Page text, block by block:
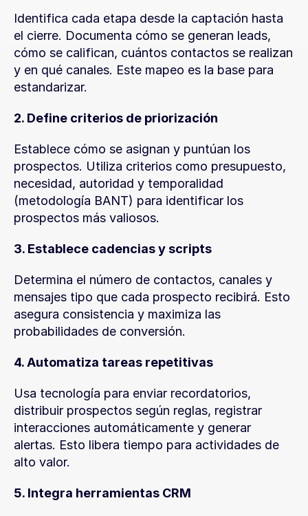
Identifica cada etapa desde la captación hasta
el cierre. Documenta cómo se generan leads,
cómo se califican, cuántos contactos se realizan
y en qué canales. Este mapeo es la base para
estandarizar.
2. Define criterios de priorización
Establece cómo se asignan y puntúan los
prospectos. Utiliza criterios como presupuesto,
necesidad, autoridad y temporalidad
(metodología BANT) para identificar los
prospectos más valiosos.
3. Establece cadencias y scripts
Determina el número de contactos, canales y
mensajes tipo que cada prospecto recibirá. Esto
asegura consistencia y maximiza las
probabilidades de conversión.
4. Automatiza tareas repetitivas
Usa tecnología para enviar recordatorios,
distribuir prospectos según reglas, registrar
interacciones automáticamente y generar
alertas. Esto libera tiempo para actividades de
alto valor.
5. Integra herramientas CRM